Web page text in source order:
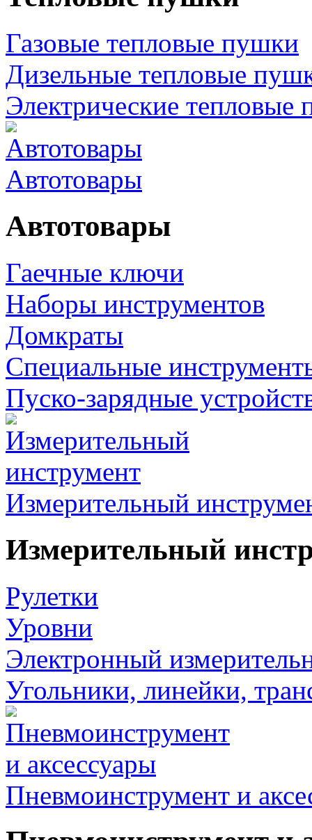
Газовые тепловые пушки
Дизельные тепловые
Электрические тепловые
Автотовары
Автотовары
Гаечные ключи
Наборы инструментов
Домкраты
Специальные
Пуско-зарядные
Измерительный
Измерительный
Рулетки
Уровни
Электронный
Угольники, линейки,
Пневмоинструмент и